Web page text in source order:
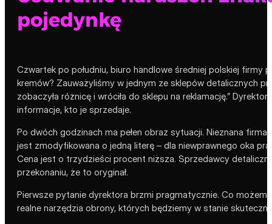
pojedynkę
Czwartek po południu, biuro handlowe średniej polskiej
kremów? Zauważyliśmy w jednym ze sklepów detalicznych
zobaczyła różnicę i wróciła do sklepu na reklamację.”
informacje, kto je sprzedaje.
Po dwóch godzinach ma pełen obraz sytuacji. Nieznana
jest zmodyfikowana o jedną literę – dla niewprawnego oka
Cena jest o trzydzieści procent niższa. Sprzedawcy
przekonaniu, że to oryginał.
Pierwsze pytanie dyrektora brzmi pragmatycznie. Co
realne narzędzia obrony, których będziemy w stanie